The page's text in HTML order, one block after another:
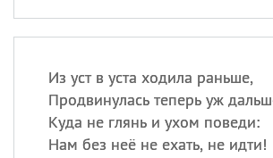
Из уст в уста ходила раньше,
Продвинулась теперь уж
Куда не глянь и ухом поведи:
Нам без неё не ехать, не идти!